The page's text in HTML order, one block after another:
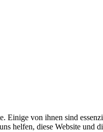
Einige von ihnen sind
helfen, diese Website und